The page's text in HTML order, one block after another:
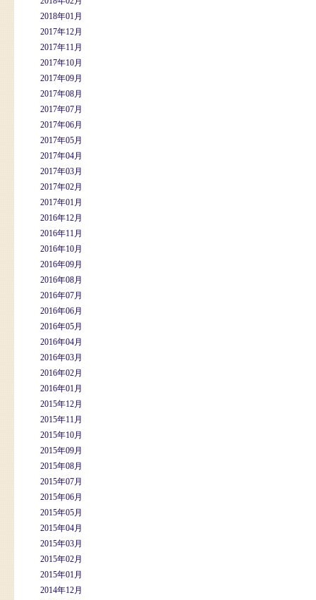
2018年01月
2017年12月
2017年11月
2017年10月
2017年09月
2017年08月
2017年07月
2017年06月
2017年05月
2017年04月
2017年03月
2017年02月
2017年01月
2016年12月
2016年11月
2016年10月
2016年09月
2016年08月
2016年07月
2016年06月
2016年05月
2016年04月
2016年03月
2016年02月
2016年01月
2015年12月
2015年11月
2015年10月
2015年09月
2015年08月
2015年07月
2015年06月
2015年05月
2015年04月
2015年03月
2015年02月
2015年01月
2014年12月